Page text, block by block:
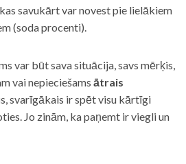
savukārt var novest pie lielākiem
(soda procenti).
var būt sava situācija, savs mērķis,
vai nepieciešams ātrais
svarīgākais ir spēt visu kārtīgi
Jo zinām, ka paņemt ir viegli un